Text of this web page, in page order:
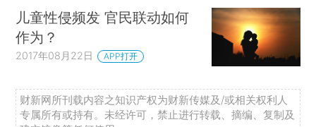
儿童性侵频发 官民联动如何
作为？
2017年08月22日 APP打开
财新网所刊载内容之知识产权为财新传媒及/或相关权利人
专属所有或持有。未经许可，禁止进行转载、摘编、复制及